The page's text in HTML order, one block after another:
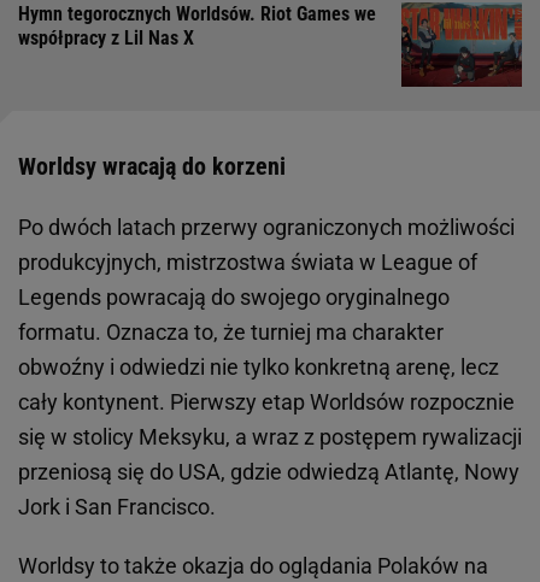
Hymn tegorocznych Worldsów. Riot Games we
współpracy z Lil Nas X
Worldsy wracają do korzeni
Po dwóch latach przerwy ograniczonych możliwości
produkcyjnych, mistrzostwa świata w League of
Legends powracają do swojego oryginalnego
formatu. Oznacza to, że turniej ma charakter
obwoźny i odwiedzi nie tylko konkretną arenę, lecz
cały kontynent. Pierwszy etap Worldsów rozpocznie
się w stolicy Meksyku, a wraz z postępem rywalizacji
przeniosą się do USA, gdzie odwiedzą Atlantę, Nowy
Jork i San Francisco.
Worldsy to także okazja do oglądania Polaków na